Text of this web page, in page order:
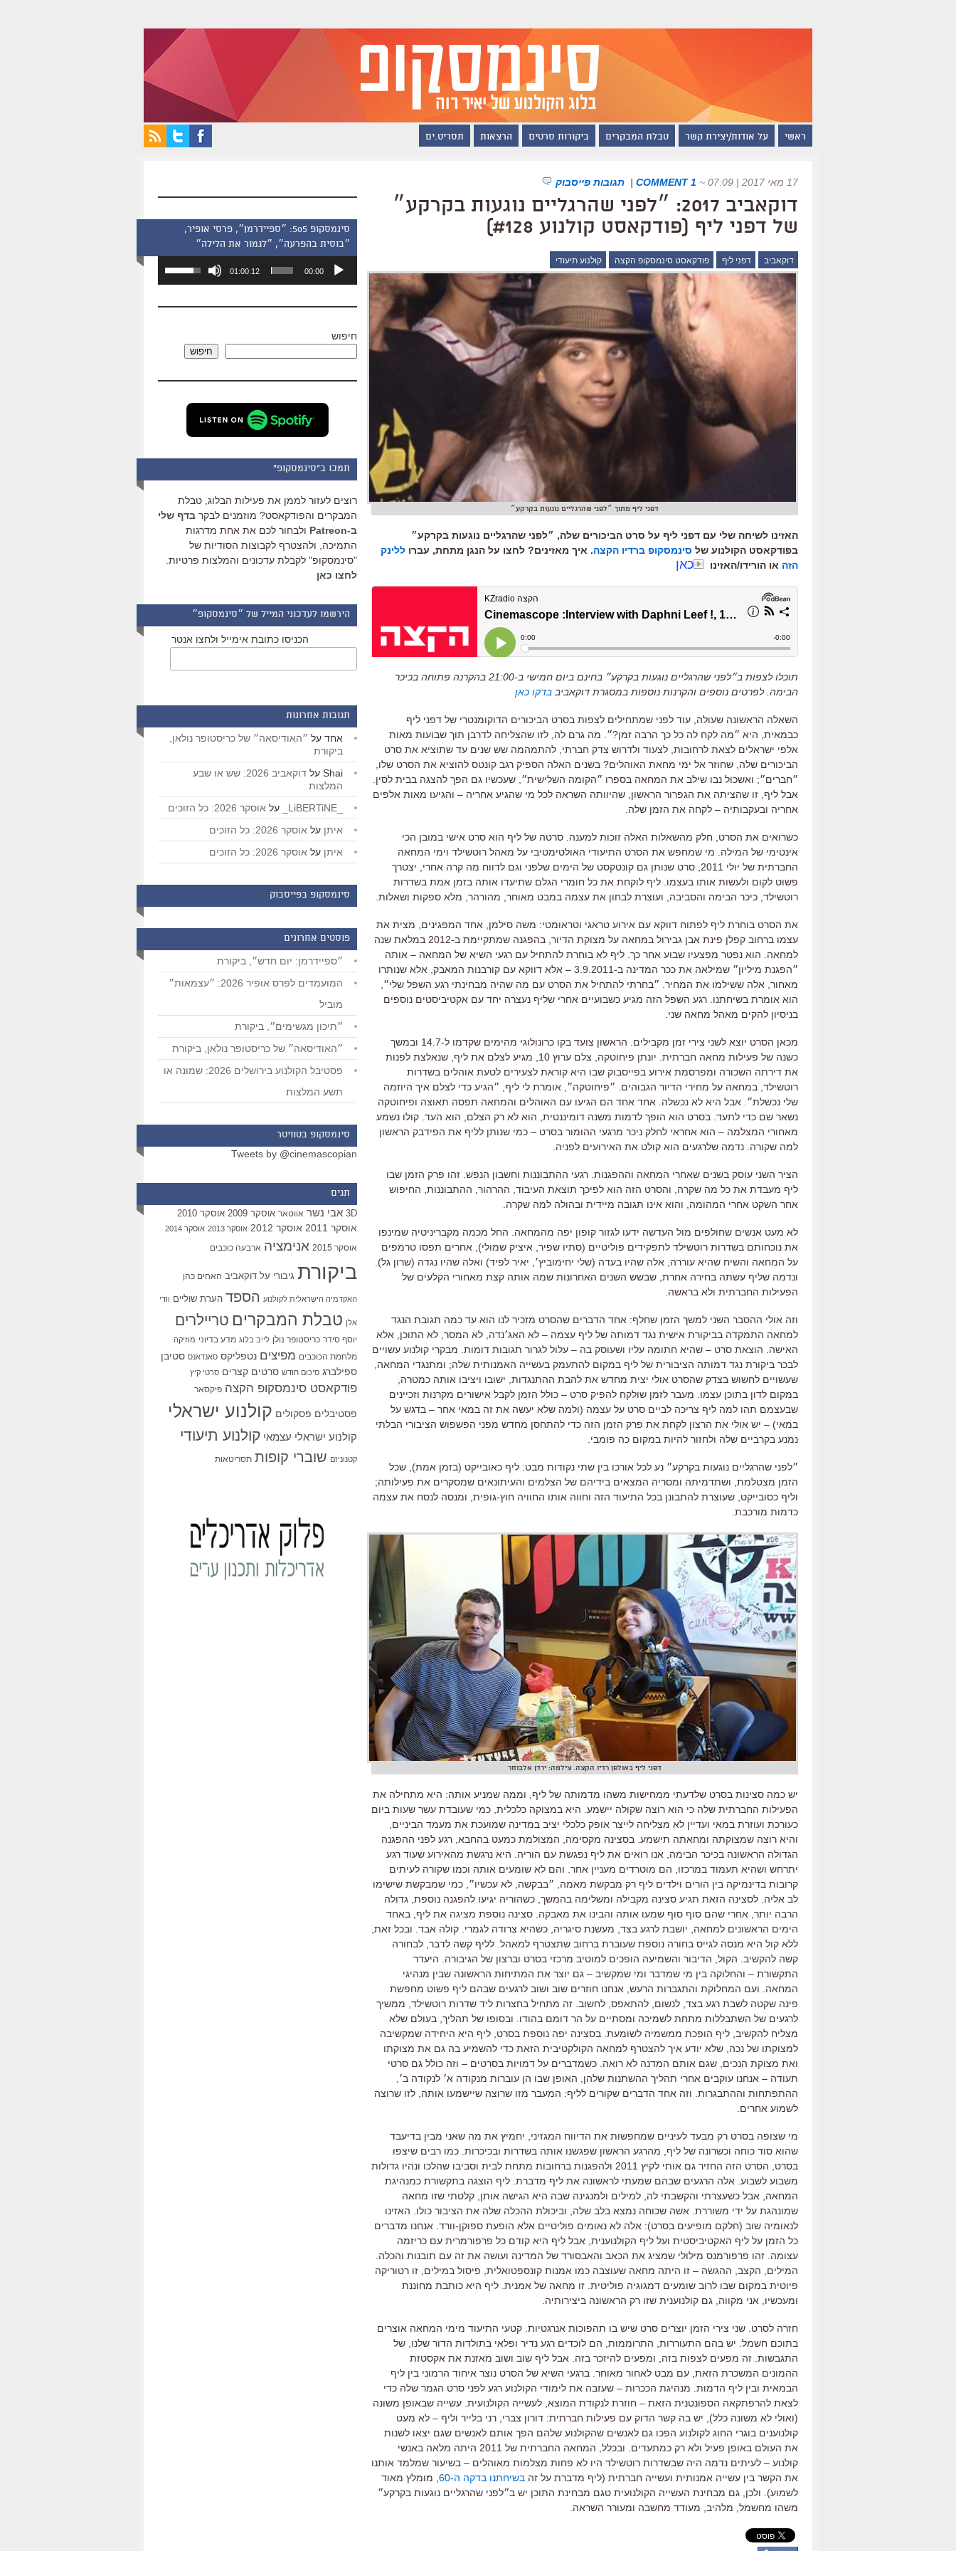
ראשי על אודות/יצירת קשר טבלת המבקרים ביקורות סרטים הרצאות תסריט.ים
17 מאי 2017 | 07:09 ~
1 COMMENT
| תגובות פייסבוק
דוקאביב 2017: ״לפני שהרגליים נוגעות בקרקע״
של דפני ליף (פודקאסט קולנוע #128)
דוקאביב דפני ליף פודקאסט סינמסקופ הקצה קולנוע תיעודי
דפני ליף מתוך ״לפני שהרגליים נוגעות בקרקע״
האזינו לשיחה שלי עם דפני ליף על סרט הביכורים שלה, ״לפני שהרגליים נוגעות בקרקע״
בפודקאסט הקולנוע של סינמסקופ ברדיו הקצה. איך מאזינים? לחצו על הנגן מתחת, עברו ללינק
הזה או הורידו/האזינו כאן
תוכלו לצפות ב״לפני שהרגליים נוגעות בקרקע״ בחינם ביום חמישי ב-21:00 בהקרנה פתוחה בכיכר
הבימה. לפרטים נוספים והקרנות נוספות במסגרת דוקאביב בדקו כאן
השאלה הראשונה שעולה, עוד לפני שמתחילים לצפות בסרט הביכורים הדוקומנטרי של דפני ליף
כבמאית, היא ״מה לקח לה כל כך הרבה זמן?״. מה גרם לה, לזו שהצליחה לדרבן תוך שבועות מאות
אלפי ישראלים לצאת לרחובות, לצעוד ולדרוש צדק חברתי, להתמהמה שש שנים עד שתוציא את סרט
הביכורים שלה, שחוזר אל ימי מחאת האוהלים? בשנים האלה הספיק רגב קונטס להוציא את הסרט שלו,
״חברים״; ואשכול נבו שילב את המחאה בספרו ״הקומה השלישית״, שעכשיו גם הפך להצגה בבית לסין.
אבל ליף, זו שהציתה את הגפרור הראשון, שהיוותה השראה לכל מי שהגיע אחריה – והגיעו מאות אלפים
אחריה ובעקבותיה – לקחה את הזמן שלה.
כשרואים את הסרט, חלק מהשאלות האלה זוכות למענה. סרטה של ליף הוא סרט אישי במובן הכי
אינטימי של המילה. מי שמחפש את הסרט התיעודי האולטימטיבי על מאהל רוטשילד וימי המחאה
החברתית של יולי 2011, סרט שנותן גם קונטקסט של הימים שלפני וגם לדווח מה קרה אחרי, יצטרך
פשוט לקום ולעשות אותו בעצמו. ליף לוקחת את כל חומרי הגלם שתיעדו אותה בזמן אמת בשדרות
רוטשילד, כיכר הבימה והסביבה, ועוצרת לבחון את עצמה במבט מאוחר, מהורהר, מלא ספקות ושאלות.
את הסרט בוחרת ליף לפתוח דווקא עם אירוע טראגי וטראומטי: משה סילמן, אחד המפגינים, מצית את
עצמו ברחוב קפלן פינת אבן גבירול במחאה על מצוקת הדיור, בהפגנה שמתקיימת ב-2012 במלאת שנה
למחאה. הוא נפטר מפצעיו שבוע אחר כך. ליף לא בוחרת להתחיל עם רגעי השיא של המחאה – אותה
״הפגנת מיליון״ שמילאה את ככר המדינה ב-3.9.2011 – אלא דווקא עם קורבנות המאבק, אלא שנותרו
מאחור, אלה ששילמו את המחיר. ״בחרתי להתחיל את הסרט עם מה שהיה מבחינתי רגע השפל שלי״,
הוא אומרת בשיחתנו. רגע השפל הזה מגיע כשבועיים אחרי שליף נעצרה יחד עם אקטיביסטים נוספים
בניסיון להקים מאהל מחאה שני.
מכאן הסרט יוצא לשני צירי זמן מקבילים. הראשון צועד בקו כרונולוגי מהימים שקדמו ל-14.7 ובמשך
כשנה של פעילות מחאה חברתית. יונתן פיחוטקה, צלם ערוץ 10, מגיע לצלם את ליף, שנאלצת לפנות
את דירתה השכורה ומפרסמת אירוע בפייסבוק שבו היא קוראת לצעירים לטעת אוהלים בשדרות
רוטשילד, במחאה על מחירי הדיור הגבוהים. ״פיחוטקה״, אומרת לי ליף, ״הגיע כדי לצלם איך היוזמה
שלי נכשלת״. אבל היא לא נכשלה. אחד אחד הם הגיעו עם האוהלים והמחאה תפסה תאוצה ופיחוטקה
נשאר שם כדי לתעד. בסרט הוא הופך לדמות משנה דומיננטית, הוא לא רק הצלם, הוא העד. קולו נשמע
מאחורי המצלמה – הוא אחראי לחלק ניכר מרגעי ההומור בסרט – כמי שנותן לליף את הפידבק הראשון
למה שקורה. נדמה שלרגעים הוא קולט את האירועים לפניה.
הציר השני עוסק בשנים שאחרי המחאה וההפגנות. רגעי ההתבוננות וחשבון הנפש. זהו פרק הזמן שבו
ליף מעבדת את כל מה שקרה, והסרט הזה הוא לפיכך תוצאת העיבוד, ההרהור, ההתבוננות, החיפוש
אחר השקט אחרי המהומה, והוא אינו תגובה מיידית ובהולה למה שקרה.
לא מעט אנשים שחולפים מול העדשה ידעו לגזור קופון יפה מהמחאה. החל מכמה מקבריניטיה שמינפו
את נוכחותם בשדרות רוטשילד לתפקידים פוליטיים (סתיו שפיר, איציק שמולי), אחרים תפסו טרמפים
על המחאה והשיח שהיא עוררה, אלה שהיו בעדה (שלי יחימוביץ׳, יאיר לפיד) ואלה שהיו נגדה (שרון גל).
ונדמה שליף עשתה בחירה אחרת, שבשש השנים האחרונות שמה אותה קצת מאחורי הקלעים של
הפעילות החברתית ולא בראשה.
וזה אולי ההסבר השני למשך הזמן שחלף: אחד הדברים שהסרט מזכיר לנו הוא עד כמה תגובת הנגד
למחאה התמקדה בביקורת אישית נגד דמותה של ליף עצמה – לא האג׳נדה, לא המסר, לא התוכן, אלא
האישה. הוצאת סרט – שהיא חתומה עליו ושעוסק בה – עלול לגרור תגובות דומות. מבקרי קולנוע עשויים
לבכר ביקורת נגד דמותה הציבורית של ליף במקום להתעמק בעשייה האמנותית שלה; ומתנגדי המחאה,
שעשויים לחשוש בצדק שהסרט אולי יצית מחדש את להבת ההתנגדות, ישובו ויציבו אותה כמטרה,
במקום לדון בתוכן עצמו. מעבר לזמן שולקח להפיק סרט – כולל הזמן לקבל אישורים מקרנות וזכיינים
שבעצמם תהו למה ליף צריכה לביים סרט על עצמה (ולמה שלא יעשה את זה במאי אחר – בדגש על
במאי) – יש אולי את הרצון לקחת את פרק הזמן הזה כדי להתחסן מחדש מפני הפשפוש הציבורי הבלתי
נמנע בקרביים שלה ולחזור להיות במקום כה פומבי.
״לפני שהרגליים נוגעות בקרקע״ נע לכל אורכו בין שתי נקודות מבט: ליף כאובייקט (בזמן אמת), שכל
הזמן מצטלמת, ושתדמיתה ומסריה המצאים בידיהם של הצלמים והעיתונאים שמסקרים את פעילותה;
וליף כסובייקט, שעוצרת להתבונן בכל התיעוד הזה וחווה אותו החוויה חוץ-גופית, ומנסה לנסח את עצמה
כדמות מורכבת.
דפני ליף באולפן רדיו הקצה. צילמה: ירדן אלבוחר
יש כמה סצינות בסרט שלדעתי ממחישות משהו מדמותה של ליף, וממה שמניע אותה: היא מתחילה את
הפעילות החברתית שלה כי הוא רוצה שקולה יישמע. היא במצוקה כלכלית, כמי שעובדת עשר שעות ביום
כעורכת ועוזרת במאי ועדיין לא מצליחה לייצר אופק כלכלי יציב במדינה שמועכת את מעמד הביניים,
והיא רוצה שמצוקתה ומחאתה תישמע. בסצינה מקסימה, המצולמת כמעט בהחבא, רגע לפני ההפגנה
הגדולה הראשונה בכיכר הבימה, אנו רואים את ליף נפגשת עם הוריה. היא נרגשת מהאירוע שעוד רגע
יתרחש ושהיא תעמוד במרכזו, הם מוטרדים מעניין אחר. והם לא שומעים אותה וכמו שקורה לעיתים
קרובות בדינמיקה בין הורים וילדים ליף רק מבקשת מאמה, ״בבקשה, לא עכשיו״, כמי שמבקשת שישימו
לב אליה. לסצינה הזאת תגיע סצינה מקבילה ומשלימה בהמשך, כשהוריה יגיעו להפגנה נוספת, גדולה
הרבה יותר, אחרי שהם סוף סוף שמעו אותה והבינו את מאבקה. סצינה נוספת מציגה את ליף, באחד
הימים הראשונים למחאה, יושבת לרגע בצד, מעשנת סיגריה, כשהיא צרודה לגמרי. קולה אבד. ובכל זאת,
ללא קול היא מנסה לגייס בחורה נוספת שעוברת ברחוב שתצטרף למאהל. לליף קשה לדבר, לבחורה
קשה להקשיב. הקול, הדיבור והשמיעה הופכים למוטיב מרכזי בסרט וברצון של הגיבורה. היעדר
התקשורת – והחלוקה בין מי שמדבר ומי שמקשיב – גם יוצר את המתיחות הראשונה שבין מנהיגי
המחאה. ועם המחלוקת והתגברות הרעש, אנחנו חוזרים שוב ושוב לרגעים שבהם ליף פשוט מחפשת
פינה שקטה לשבת רגע בצד, לנשום, להתאפס, לחשוב. זה מתחיל בחצרות ליד שדרות רוטשילד, ממשיך
לרגעים של השתבללות מתחת לשמיכה ומסתיים על הר דומם בהודו. ובסופו של תהליך, בעולם שלא
מצליח להקשיב, ליף הופכת ממשמיה לשומעת. בסצינה יפה נוספת בסרט, ליף היא היחידה שמקשיבה
למצוקתו של נכה, שלא יודע איך להצטרף למחאה הקולקטיבית הזאת כדי להשמיע בה גם את מצוקתו
ואת מצוקת הנכים, שגם אותם המדנה לא רואה. כשמדברים על דמויות בסרטים – וזה כולל גם סרטי
תעודה – אנחנו עוקבים אחרי תהליך ההשתנות שלהן, האופן שבו הן עוברות מנקודה א׳ לנקודה ב׳,
ההתפתחות וההתבגרות. וזה אחד הדברים שקורים לליף: המעבר מזו שרוצה שיישמעו אותה, לזו שרוצה
לשמוע אחרים.
מי שצופה בסרט רק מבעד לעיניים שמחפשות את הדיווח המגזיני, יחמיץ את מה שאני מבין בדיעבד
שהוא סוד כוחה וכשרונה של ליף, מהרגע הראשון שפגשנו אותה בשדרות ובכיכרות. כמו רבים שיצפו
בסרט, הסרט הזה החזיר גם אותי לקיץ 2011 ולהפגנות ברחובות מתחת לבית וסביבו שהלכו ונהיו גדולות
משבוע לשבוע. אלה הרגעים שבהם שמעתי לראשונה את ליף מדברת. ליף הוצגה בתקשורת כמנהיגת
המחאה, אבל כשעצרתי והקשבתי לה, למילים ולמנגינה שבה היא הגישה אותן, קלטתי שזו מחאה
שמונהגת על ידי משוררת. אשה שכוחה נמצא בלב שלה, וביכולת ההכלה שלה את הציבור כולו. האזינו
לנאומיה שוב (חלקם מופיעים בסרט): אלה לא נאומים פוליטיים אלא הופעת ספוקן-וורד. אנחנו מדברים
כל הזמן על ליף האקטיביסטית ועל ליף הקולנוענית, אבל ליף היא קודם כל פרפורמרית עם כריזמה
עצומה. זהו פרפורמנס מילולי שמציג את הכאב והאבסורד של המדינה ועושה את זה עם תובנות והכלה.
המילים, הקצב, ההגשה – זו היתה מחאה שעוצבה כמו אמנות קונספטואלית, פיסול במילים, זו רטוריקה
פיוטית במקום שבו לרוב שומעים דמגוגיה פוליטית. זו מחאה של אמנית. ליף היא כותבת מחוננת
ומעכשיו, אני מקווה, גם קולנוענית שזו רק הראשונה ביצירותיה.
חזרה לסרט. שני צירי הזמן יוצרים סרט שיש בו תהפוכות אנרגטיות. קטעי התיעוד מימי המחאה אוצרים
בתוכם חשמל. יש בהם התעוררות, התרוממות, הם לוכדים רגע נדיר ופלאי בתולדות הדור שלנו, של
התגבשות. זה מפעים לצפות בזה, ומפעים להיזכר בזה. אבל ליף שוב ושוב מאזנת את אקסטזת
ההמונים המשכרת הזאת, עם מבט לאחור מאוחר. ברגעי השיא של הסרט נוצר איחוד הרמוני בין ליף
הבמאית ובין ליף הדמות. מנהיגת הככרות – שעזבה את לימודי הקולנוע רגע לפני סרט הגמר שלה כדי
לצאת להרפתקאה הספונטנית הזאת – חוזרת לנקודת המוצא, לעשייה הקולנועית. עשייה שבאופן משונה
(ואולי לא משונה כלל), יש בה קשר הדוק עם פעילות חברתית: דורון צברי, רני בלייר וליף – לא מעט
קולנוענים בוגרי החוג לקולנוע הפכו גם לאנשים שהקולנוע שלהם הפך אותם לאנשים שגם יצאו לשנות
את העולם באופן פעיל ולא רק כמתעדים. ובכלל, המחאה החברתית של 2011 היתה מלאה באנשי
קולנוע – לעיתים נדמה היה שבשדרות רוטשילד היו לא פחות מצלמות מאוהלים – בשיעור שמלמד אותנו
את הקשר בין עשייה אמנותית ועשייה חברתית (ליף מדברת על זה בשיחתנו בדקה ה-60
, מומלץ מאוד
לשמוע). ולכן, גם מבחינת העשייה הקולנועית טגם מבחינת התוכן יש ב״לפני שהרגליים נוגעות בקרקע״
משהו מחשמל, מלהיב, מעודד מחשבה ומעורר השראה.
סינמסקופ 505: ״ספיידרמן״, פרסי אופיר,
״בוסית בהפרעה״, ״לגמור את הלילה״
אודיו
00:00
01:00:12
השתמש
כדי
שמע.
חיפוש
חיפוש
תמכו ב"סינמסקופ"
רוצים לעזור לממן את פעילות הבלוג, טבלת
המבקרים והפודקאסט? מוזמנים לבקר בדף שלי
ב-Patreon
ולבחור לכם את אחת מדרגות
התמיכה, ולהצטרף לקבוצות הסודיות של
"סינמסקופ" לקבלת עדכונים והמלצות פרטיות.
לחצו כאן
הירשמו לעדכוני המייל של ״סינמסקופ״
הכניסו כתובת אימייל ולחצו אנטר
תגובות אחרונות
אחד על ״האודיסאה״ של כריסטופר נולאן,
ביקורת
Shai על
דוקאביב 2026: שש או שבע
המלצות
על אוסקר 2026: כל הזוכים
איתן על אוסקר 2026: כל הזוכים
איתן על אוסקר 2026: כל הזוכים
סינמסקופ בפייסבוק
פוסטים אחרונים
״ספיידרמן: יום חדש״, ביקורת
המועמדים לפרס אופיר 2026: ״עצמאות״
מוביל
״תיכון מגשימים״, ביקורת
״האודיסאה״ של כריסטופר נולאן, ביקורת
פסטיבל הקולנוע בירושלים 2026: שמונה או
תשע המלצות
סינמסקופ בטוויטר
Tweets by @cinemascopian
תגים
3D אבי נשר אווטאר אוסקר 2009 אוסקר 2010
אוסקר 2011 אוסקר 2012 אוסקר 2013 אוסקר 2014
אוסקר 2015 אנימציה ארבעה כוכבים
ביקורת גיבורי על דוקאביב האחים כהן
האקדמיה הישראלית לקולנוע הספד הערת שוליים וודי
אלן טבלת המבקרים טריילרים
יוסף סידר כריסטופר נולן לייב בלוג מדע בדיוני מוזיקה
מלחמת הכוכבים מפיצים נטפליקס סאנדאנס סטיבן
ספילברג סיכום חודש סרטים קצרים סרטי קיץ
פודקאסט סינמסקופ הקצה פיקסאר
פסטיבלים פסקולים קולנוע ישראלי
קולנוע ישראלי עצמאי קולנוע תיעודי
קטנוניזם שוברי קופות תסריטאות